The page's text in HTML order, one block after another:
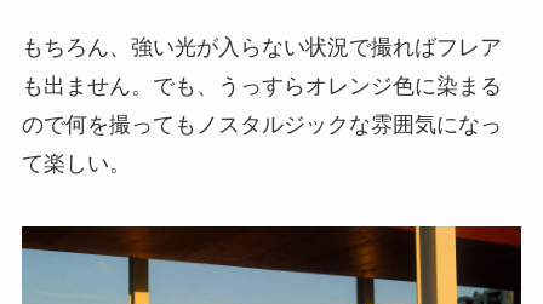
もちろん、強い光が入らない状況で撮ればフレア
も出ません。でも、うっすらオレンジ色に染まる
ので何を撮ってもノスタルジックな雰囲気になっ
て楽しい。